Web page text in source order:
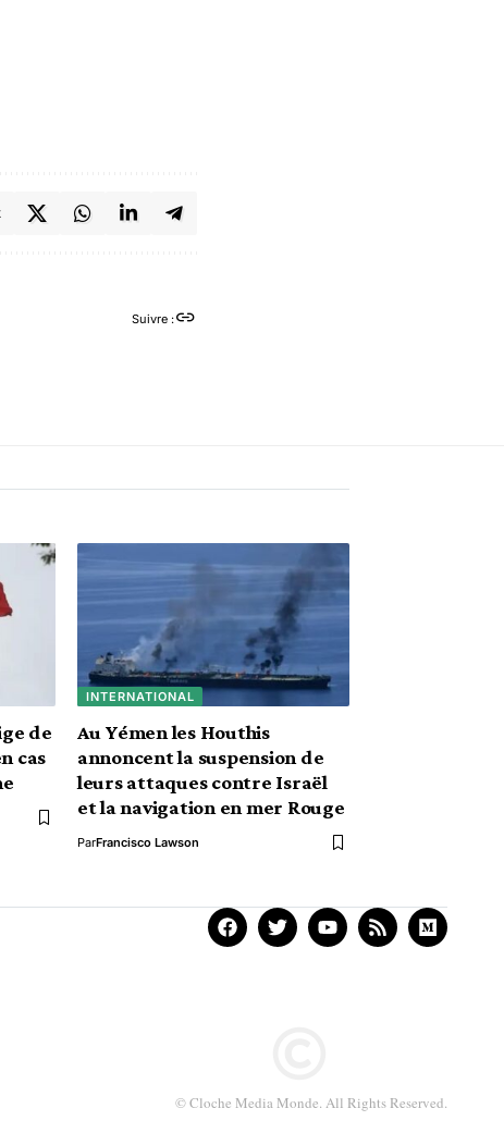
Suivre :
de
cas
INTERNATIONAL
Au Yémen les Houthis
annoncent la suspension de
leurs attaques contre Israël
et la navigation en mer Rouge
ParFrancisco Lawson
© Cloche Media Monde. All Rights Reserved.